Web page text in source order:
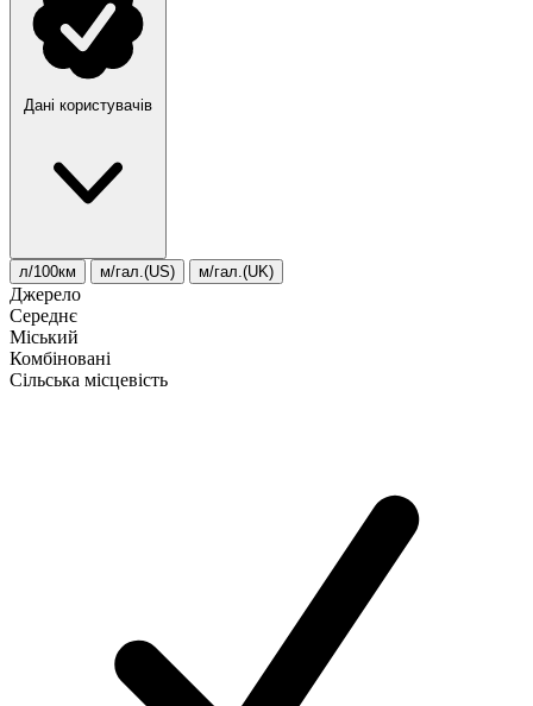
Дані користувачів
л/100км м/гал.(US) м/гал.(UK)
Джерело
Середнє
Міський
Комбіновані
Сільська місцевість